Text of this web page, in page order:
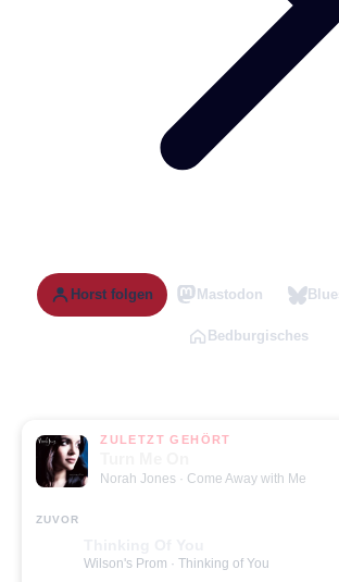
Horst folgen Mastodon
Bedburgisches
ZULETZT GEHÖRT
Norah Jones · Come Away with Me
ZUVOR
Wilson's Prom · Thinking of You